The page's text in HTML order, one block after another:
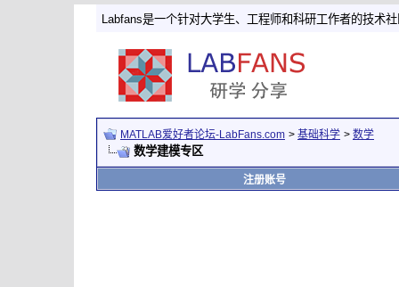
Labfans是一个针对大学生、工程师和科研工作者的技术社
MATLAB爱好者论坛-LabFans.com > 基础科学 > 数学
数学建模专区
注册账号